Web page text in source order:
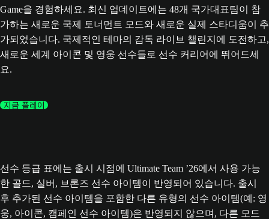
Game을 경험하세요. 최신 업데이트에는 48개 국가대표팀이 참
가하는 새로운 국제 토너먼트 모드와 새로운 실제 스타디움이 추
가되었습니다. 국제적인 테마의 감독 라이브 챌린지에 도전하고,
새로운 세계 아이콘 및 영웅 선수들로 선수 커리어에 뛰어드세
요.
지금 플레이
선수 등급 표에는 출시 시점에 Ultimate Team ’26에서 사용 가능
한 골드, 실버, 브론즈 선수 아이템이 반영되어 있습니다. 출시
후 추가된 선수 아이템을 포함한 다른 유형의 선수 아이템(예: 영
웅, 아이콘, 캠페인 선수 아이템)은 반영되지 않으며, 다른 모드